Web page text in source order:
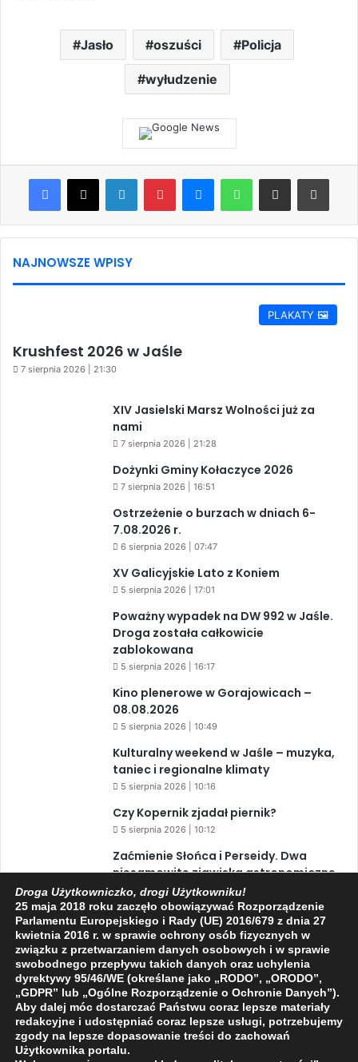
Jasło oszuści Policja
wyłudzenie
Facebook
X LinkedInPinterestMessengerWhatsAppShare via Email Print
NAJNOWSZE WPISY
PLAKATY 🖼️
Krushfest 2026 w Jaśle
7 sierpnia 2026 | 21:30
XIV Jasielski Marsz Wolności już za
nami
7 sierpnia 2026 | 21:28
Dożynki Gminy Kołaczyce 2026
7 sierpnia 2026 | 16:51
Ostrzeżenie o burzach w dniach 6-
7.08.2026 r.
6 sierpnia 2026 | 07:47
XV Galicyjskie Lato z Koniem
5 sierpnia 2026 | 17:01
Poważny wypadek na DW 992 w Jaśle.
Droga została całkowicie
zablokowana
5 sierpnia 2026 | 16:17
Kino plenerowe w Gorajowicach –
08.08.2026
5 sierpnia 2026 | 10:49
Kulturalny weekend w Jaśle – muzyka,
taniec i regionalne klimaty
5 sierpnia 2026 | 10:16
Czy Kopernik zjadał piernik?
5 sierpnia 2026 | 10:12
Zaćmienie Słońca i Perseidy. Dwa
niesamowite zjawiska astronomiczne
w ciągu jednego dnia!
3 sierpnia 2026 | 15:39
Facebook
X YouTube
2009 - 2026 © Wszelkie prawa zastrzeżone
Droga Użytkowniczko, drogi Użytkowniku!
25 maja 2018 roku zaczęło obowiązywać Rozporządzenie
Parlamentu Europejskiego i Rady (UE) 2016/679 z dnia 27
kwietnia 2016 r. w sprawie ochrony osób fizycznych w
związku z przetwarzaniem danych osobowych i w sprawie
swobodnego przepływu takich danych oraz uchylenia
dyrektywy 95/46/WE (określane jako „RODO”, „ORODO”,
„GDPR” lub „Ogólne Rozporządzenie o Ochronie Danych”).
Aby dalej móc dostarczać Państwu coraz lepsze materiały
redakcyjne i udostępniać coraz lepsze usługi, potrzebujemy
zgody na lepsze dopasowanie treści do zachowań
Użytkownika portalu.